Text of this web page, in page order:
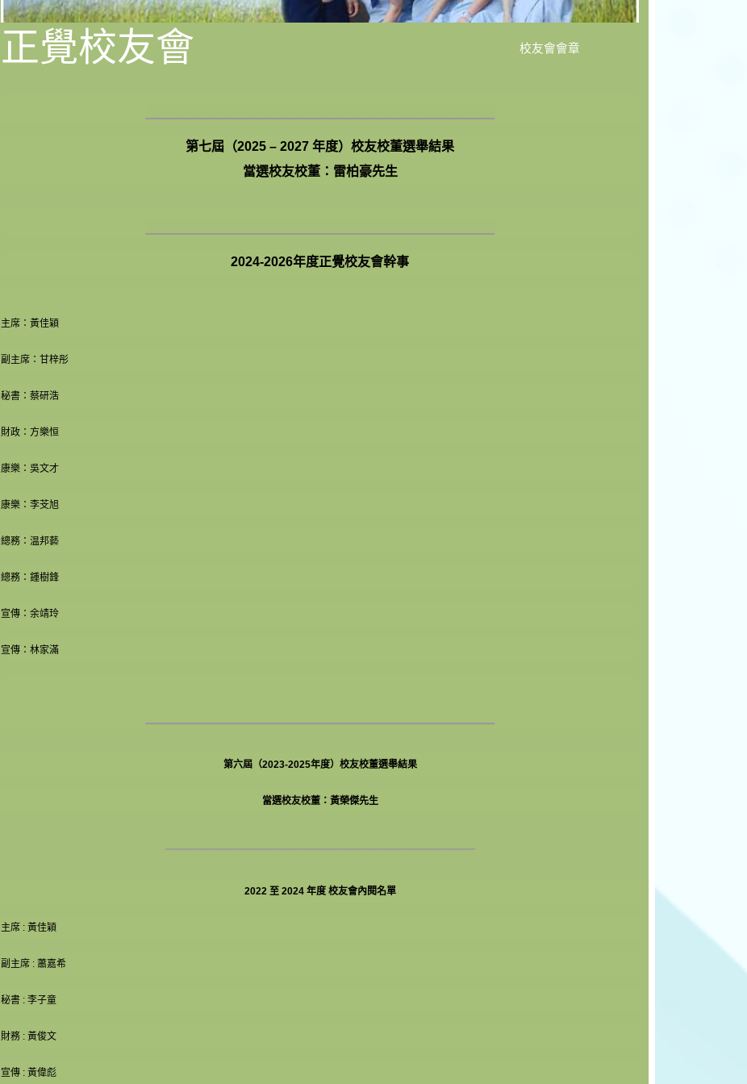
正覺校友會 校友會會章
第七屆（2025 – 2027 年度）校友校董選舉結果
當選校友校董：雷柏豪先生
2024-2026年度正覺校友會幹事
主席：黃佳穎
副主席：甘梓彤
秘書：蔡研浩
財政：方樂恒
康樂：吳文才
康樂：李芠旭
總務：温邦藝
總務：鍾樹鋒
宣傳：余靖玲
宣傳：林家滿
第六屆（2023-2025年度）校友校董選舉結果
當選校友校董：黃榮傑先生
2022 至 2024 年度 校友會內閱名單
主席 : 黃佳穎
副主席 : 蕭嘉希
秘書 : 李子童
財務 : 黃俊文
宣傳 : 黃偉彪